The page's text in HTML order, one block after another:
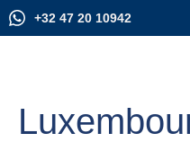
+32 47 20 10942